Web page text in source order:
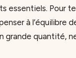
essentiels. Pour
à l’équilibre
grande quantité,